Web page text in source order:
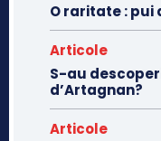
O raritate : pui
Articole
S-au
d’Artagnan?
Articole